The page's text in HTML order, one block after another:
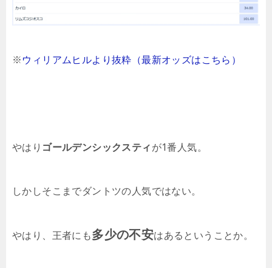
※ウィリアムヒルより抜粋（最新オッズはこちら）
やはり ゴールデンシックスティが1番人気。
しかしそこまでダントツの人気ではない。
やはり、王者にも多少の不安はあるということか。